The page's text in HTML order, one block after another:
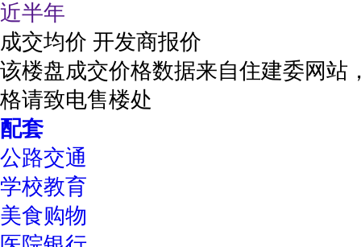
近半年
成交均价 开发商报价
该楼盘成交价格数据来自住建委网站
格请致电售楼处
配套
公路交通
学校教育
美食购物